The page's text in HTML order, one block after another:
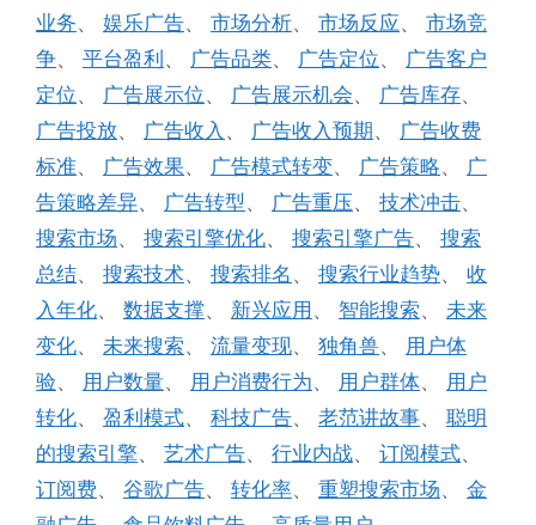
业务、 娱乐广告、 市场分析、 市场反应、 市场竞
争、 平台盈利、 广告品类、 广告定位、 广告客户
定位、 广告展示位、 广告展示机会、 广告库存、
广告投放、 广告收入 、 广告收入预期、 广告收费
标准、 广告效果、 广告模式转变、 广告策略、 广
告策略差异、 广告转型、 广告重压、 技术冲击、
搜索市场、 搜索引擎优化、 搜索引擎广告、 搜索
总结、 搜索技术、 搜索排名 、 搜索行业趋势、 收
入年化、 数据支撑、 新兴应用 、 智能搜索、 未来
变化、 未来搜索、 流量变现、 独角兽、 用户体
验、 用户数量、 用户消费行为、 用户群体、 用户
转化、 盈利模式、 科技广告、 老范讲故事、 聪明
的搜索引擎、 艺术广告、 行业内战、 订阅模式、
订阅费、 谷歌广告、 转化率、 重塑搜索市场、 金